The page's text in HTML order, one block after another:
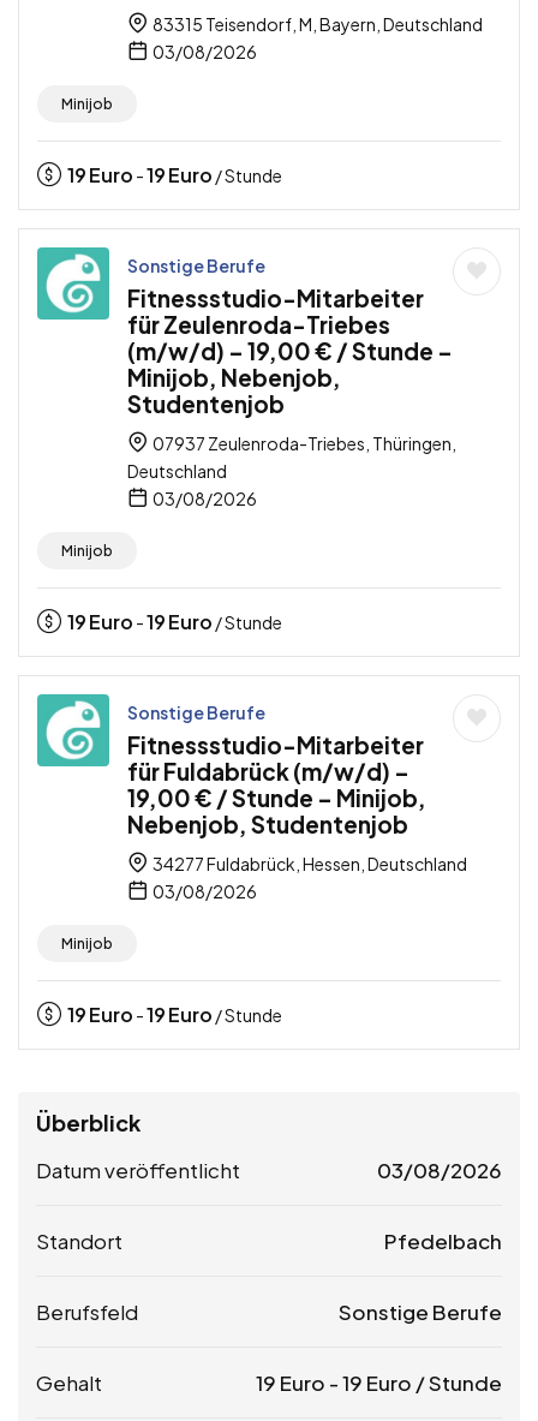
83315 Teisendorf, M, Bayern, Deutschland
03/08/2026
Minijob
19Euro -19Euro / Stunde
Sonstige Berufe
Fitnessstudio-Mitarbeiter
für Zeulenroda-Triebes
(m/w/d) – 19,00 € / Stunde –
Minijob, Nebenjob,
Studentenjob
07937 Zeulenroda-Triebes, Thüringen,
Deutschland
03/08/2026
Minijob
19Euro -19Euro / Stunde
Sonstige Berufe
Fitnessstudio-Mitarbeiter
für Fuldabrück (m/w/d) –
19,00 € / Stunde – Minijob,
Nebenjob, Studentenjob
34277 Fuldabrück, Hessen, Deutschland
03/08/2026
Minijob
19Euro -19Euro / Stunde
Überblick
Datum veröffentlicht 03/08/2026
Standort Pfedelbach
Berufsfeld Sonstige Berufe
Gehalt 19 Euro -19 Euro / Stunde